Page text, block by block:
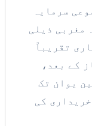
کی مجموعی سرمایہ
مغربی ذیلی
تقریباً
کے بعد،
کی خریداری 13.99 ملین یوان تک
کی